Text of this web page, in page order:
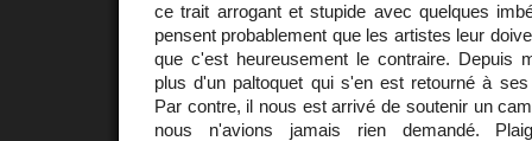
ce trait arrogant et stupide avec quelques
pensent probablement que les artistes leur
que c'est heureusement le contraire. Depuis
plus d'un paltoquet qui s'en est retourné à
Par contre, il nous est arrivé de soutenir un
nous n'avions jamais rien demandé.